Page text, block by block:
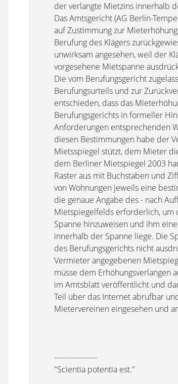
der verlangte Mietzins innerhalb
Das Amtsgericht (AG Berlin-
auf Zustimmung zur
Berufung des Klägers
unwirksam angesehen, weil der
vorgesehene Mietspanne
Die vom Berufungsgericht
Berufungsurteils und zur
entschieden, dass das
Berufungsgerichts in formeller
Anforderungen entsprechenden
diesen Bestimmungen habe der
Mietsspiegel stützt, dem Mieter
dem Berliner Mietspiegel 2003
Raster aus mit Buchstaben und
von Wohnungen jeweils eine
die genaue Angabe des - nach
Mietspiegelfelds erforderlich, um
Spanne hinzuweisen und ihm
innerhalb der Spanne liege. Die
des Berufungsgerichts nicht
Vermieter angegebenen
müsse dem Erhöhungsverlangen
im Amtsblatt veröffentlicht und
Teil über das Internet abrufbar
Mietervereinen eingesehen und
-----------------
"Scientia potentia est."